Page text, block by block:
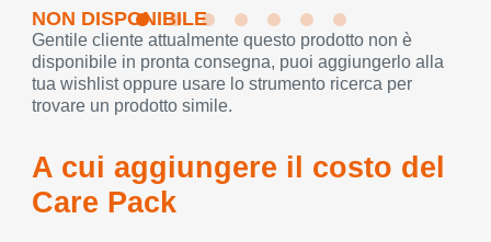
NON DISPONIBILE
Gentile cliente attualmente questo prodotto non è
disponibile in pronta consegna, puoi aggiungerlo alla
tua wishlist oppure usare lo strumento ricerca per
trovare un prodotto simile.
A cui aggiungere il costo del
Care Pack